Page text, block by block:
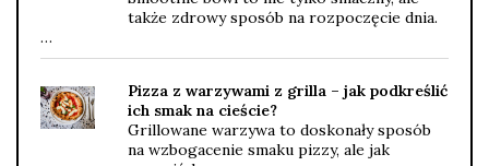
także zdrowy sposób na rozpoczęcie dnia.
…
Pizza z warzywami z grilla – jak podkreślić
ich smak na cieście?
Grillowane warzywa to doskonały sposób
na wzbogacenie smaku pizzy, ale jak